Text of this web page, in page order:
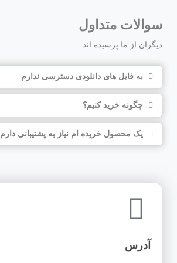
سوالات متداول
دیگران از ما پرسیده اند
به فایل های دانلودی دسترسی ندارم
چگونه خرید کنیم؟
یک محصول خریده ام نیاز به پشتیبانی دارم
آدرس